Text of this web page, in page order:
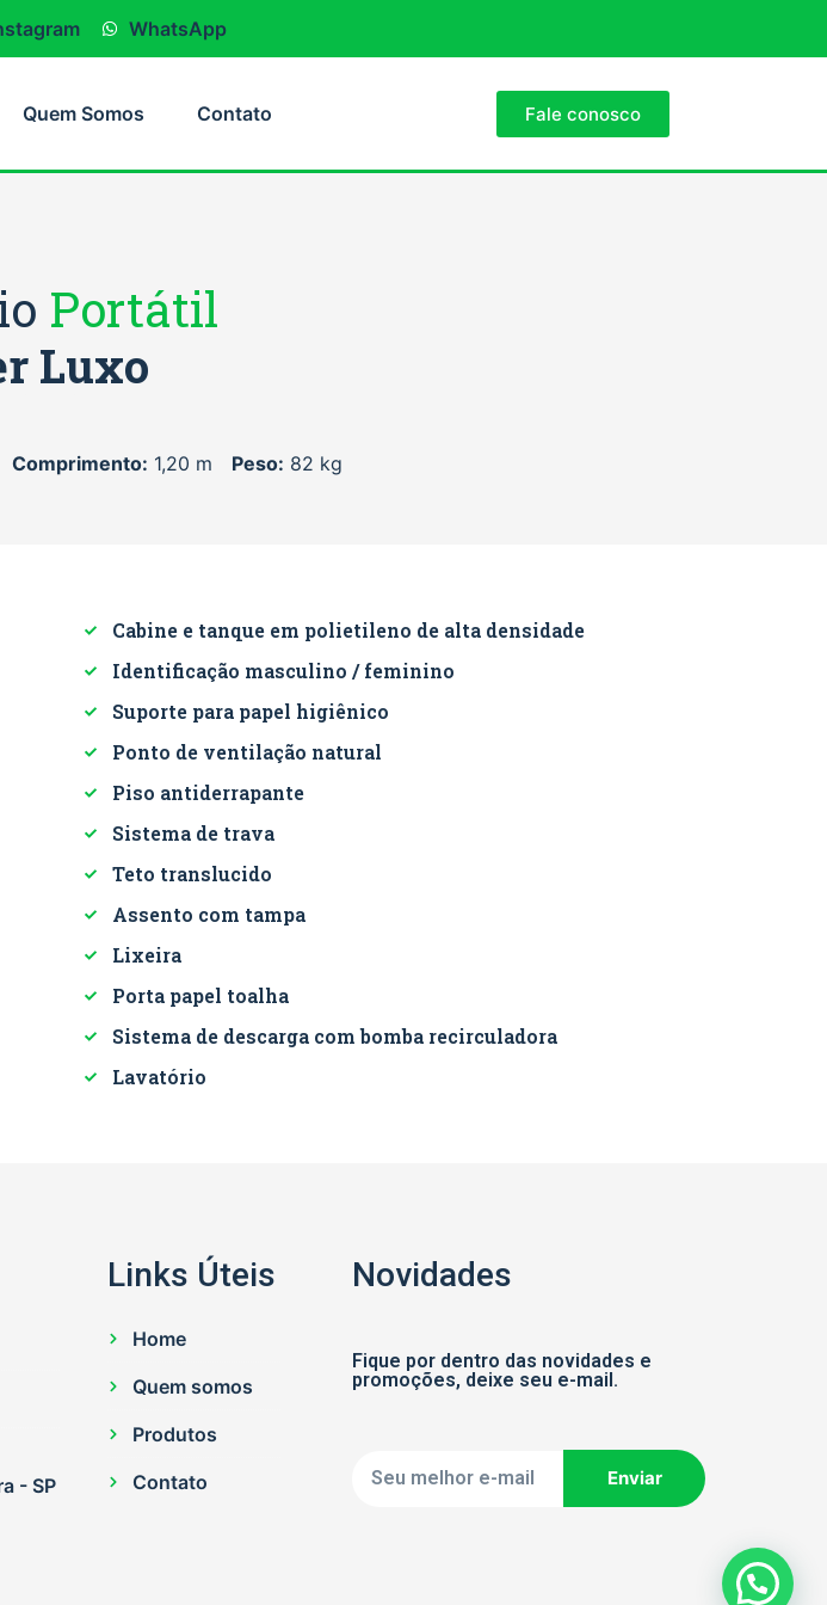
WhatsApp
Quem Somos Contato Fale conosco
Portátil
Luxo
Comprimento: 1,20 m Peso: 82 kg
Cabine e tanque em polietileno de alta densidade
Identificação masculino / feminino
Suporte para papel higiênico
Ponto de ventilação natural
Piso antiderrapante
Sistema de trava
Teto translucido
Assento com tampa
Lixeira
Porta papel toalha
Sistema de descarga com bomba recirculadora
Lavatório
- SP
Links Úteis
Home
Quem somos
Produtos
Contato
Novidades
Fique por dentro das novidades e
promoções, deixe seu e-mail.
Enviar